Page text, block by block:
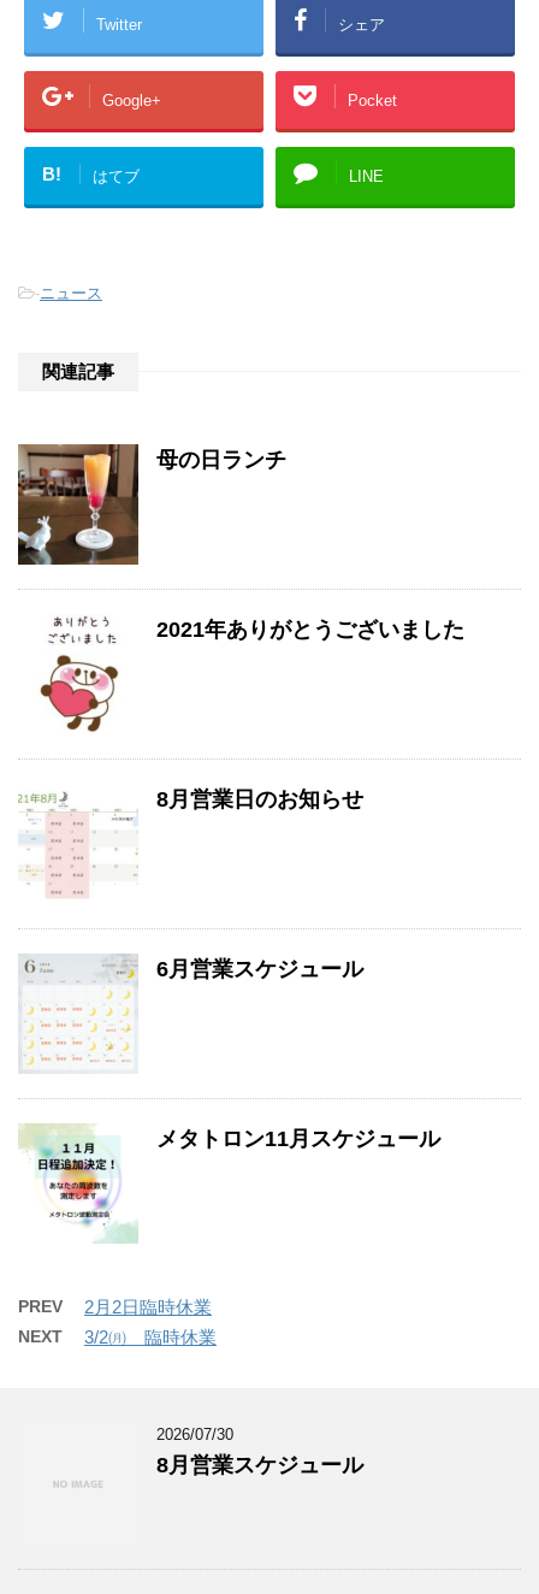
Twitter シェア
Google+ Pocket
B! はてブ LINE
-ニュース
関連記事
母の日ランチ
2021年ありがとうございました
8月営業日のお知らせ
6月営業スケジュール
メタトロン11月スケジュール
PREV 2月2日臨時休業
NEXT 3/2㈪ 臨時休業
2026/07/30
8月営業スケジュール